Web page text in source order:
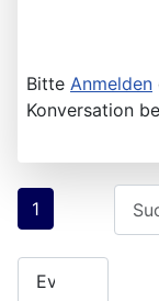
Bitte Anmelden
Konversation
1